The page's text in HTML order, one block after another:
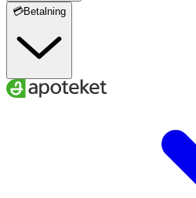
💳Betalning